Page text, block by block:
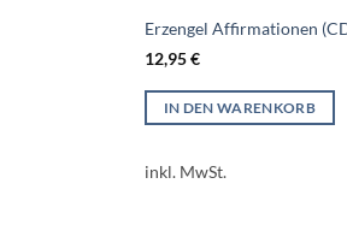
Erzengel Affirmationen
12,95€
IN DEN WARENKORB
inkl. MwSt.